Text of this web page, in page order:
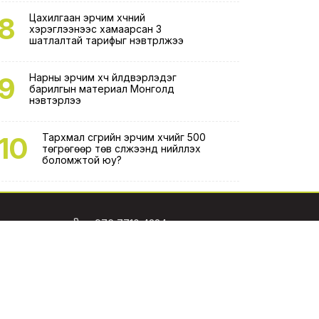
Цахилгаан эрчим хүчний
хэрэглээнээс хамаарсан 3
шатлалтай тарифыг нэвтрүүлжээ
Нарны эрчим хүч үйлдвэрлэдэг
барилгын материал Монголд
нэвтэрлээ
Тархмал үүсгүүрийн эрчим хүчийг 500
төгрөгөөр төв сүлжээнд нийлүүлэх
боломжтой юу?
+976 7710 4334